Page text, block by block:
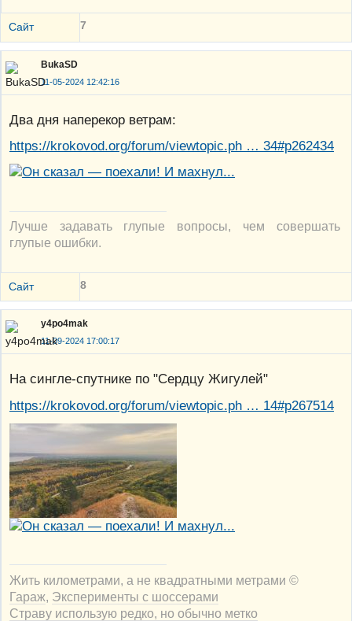
Сайт 7
BukaSD
11-05-2024 12:42:16
Два дня наперекор ветрам:
https://krokovod.org/forum/viewtopic.ph … 34#p262434
Лучше задавать глупые вопросы, чем совершать
глупые ошибки.
Сайт 8
y4po4mak
11-09-2024 17:00:17
На сингле-спутнике по "Сердцу Жигулей"
https://krokovod.org/forum/viewtopic.ph … 14#p267514
Жить километрами, а не квадратными метрами ©
Гараж, Эксперименты с шоссерами
Страву использую редко, но обычно метко